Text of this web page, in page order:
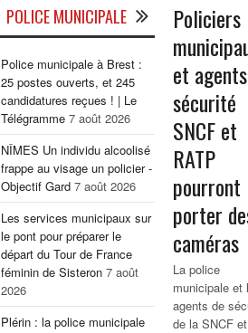
Policiers
et
sécurité
SNCF et
RATP
pourront
porter
caméras
La police
municipale et
agents de
de la SNCF et
POLICE MUNICIPALE
Police municipale à Brest :
25 postes ouverts, et 245
candidatures reçues ! | Le
Télégramme 7 août 2026
NÎMES Un individu alcoolisé
frappe au visage un policier -
Objectif Gard 7 août 2026
Les services municipaux sur
le pont pour préparer le
départ du Tour de France
féminin de Sisteron 7 août
2026
Plérin : la police municipale